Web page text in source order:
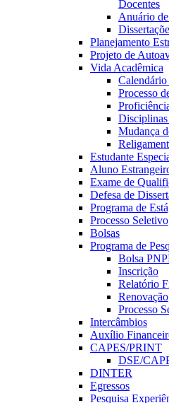
Docentes
Anuário
Planejamento
Projeto de
Vida Acadêmica
Processo
Mudança
Estudante
Aluno
Exame de
Defesa de
Programa de
Processo Seletivo
Bolsas
Programa de
Bolsa
Inscrição
Relatório
Renovação
Processo
Intercâmbios
Auxílio
CAPES/PRINT
DSE/
DINTER
Egressos
Pesquisa